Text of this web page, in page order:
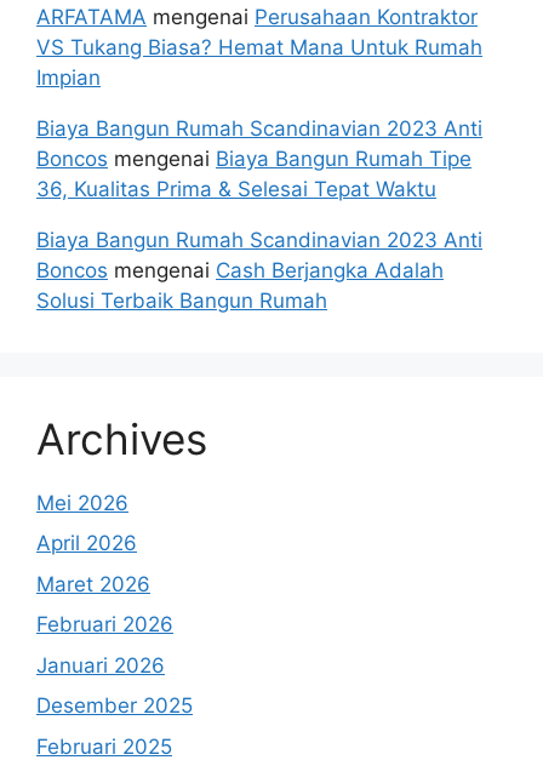
ARFATAMA mengenai Perusahaan Kontraktor
VS Tukang Biasa? Hemat Mana Untuk Rumah
Impian
Biaya Bangun Rumah Scandinavian 2023 Anti
Boncos mengenai Biaya Bangun Rumah Tipe
36, Kualitas Prima & Selesai Tepat Waktu
Biaya Bangun Rumah Scandinavian 2023 Anti
Boncos mengenai Cash Berjangka Adalah
Solusi Terbaik Bangun Rumah
Archives
Mei 2026
April 2026
Maret 2026
Februari 2026
Januari 2026
Desember 2025
Februari 2025